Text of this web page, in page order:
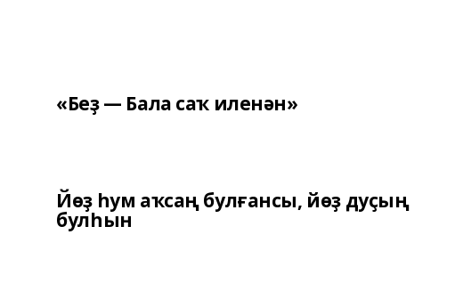
«Беҙ — Бала саҡ иленән»
Йөҙ һум аҡсаң булғансы, йөҙ дуҫың
булһын